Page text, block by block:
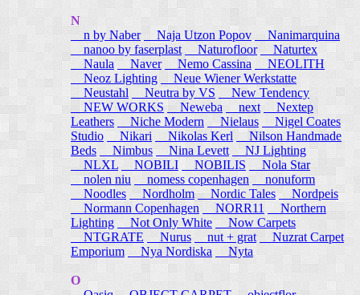
N
n by Naber
Naja Utzon Popov
Nanimarquina
nanoo by faserplast
Naturofloor
Naturtex
Naula
Naver Nemo Cassina
NEOLITH
Neoz Lighting
Neue Wiener Werkstatte
Neustahl
Neutra by VS
New Tendency
NEW WORKS
Neweba next
Nextep
Leathers
Niche Modern Nielaus
Nigel Coates
Studio
Nikari Nikolas Kerl
Nilson Handmade
Beds
Nimbus Nina Levett
NJ Lighting
NLXL
NOBILI NOBILIS
Nola Star
nolen niu
nomess copenhagen
nonuform
Noodles
Nordholm Nordic Tales
Nordpeis
Normann Copenhagen
NORR11
Northern
Lighting
Not Only White
Now Carpets
NTGRATE
Nurus nut + grat
Nuzrat Carpet
Emporium
Nya Nordiska Nyta
O